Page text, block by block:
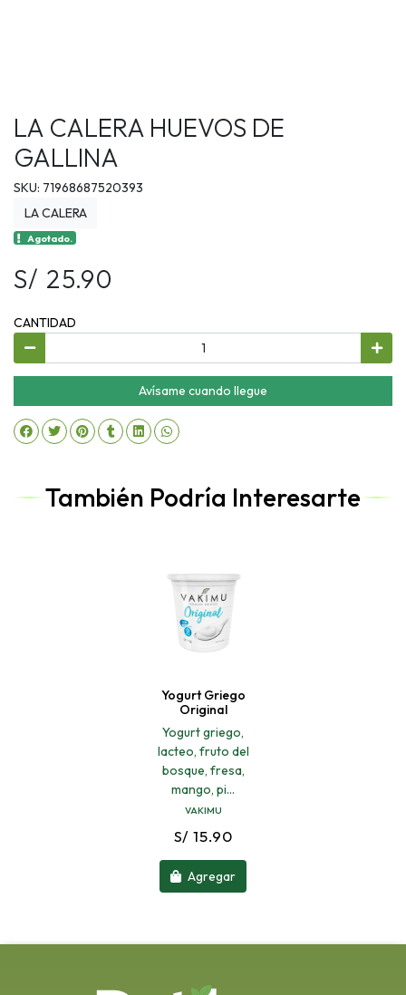
LA CALERA HUEVOS DE
GALLINA
SKU: 71968687520393
LA CALERA
Agotado.
S/ 25.90
CANTIDAD
Avísame cuando llegue
También Podría Interesarte
Yogurt Griego
Original
Yogurt griego,
lacteo, fruto del
bosque, fresa,
mango, pi...
VAKIMU
S/ 15.90
Agregar